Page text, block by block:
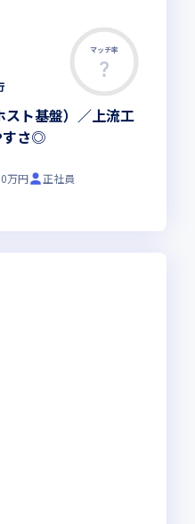
マッチ率
スト基盤）／上流工
すさ◎
万円
正社員